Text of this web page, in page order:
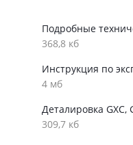
Подробные
368,8 кб
Инструкция по
4 мб
Деталировка GXC,
309,7 кб